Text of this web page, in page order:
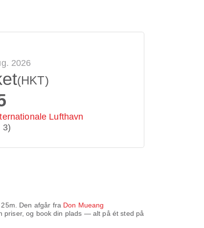
2026
(HKT)
Lufthavn
3)
. Den afgår fra Don Mueang
priser, og book din plads — alt på ét sted på